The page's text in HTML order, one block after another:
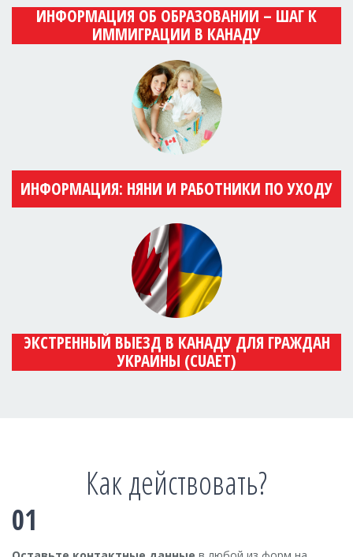
ИНФОРМАЦИЯ ОБ ОБРАЗОВАНИИ – ШАГ К
ИММИГРАЦИИ В КАНАДУ
ИНФОРМАЦИЯ: НЯНИ И РАБОТНИКИ ПО УХОДУ
ЭКСТРЕННЫЙ ВЫЕЗД В КАНАДУ ДЛЯ ГРАЖДАН
УКРАИНЫ (CUAET)
Как действовать?
01